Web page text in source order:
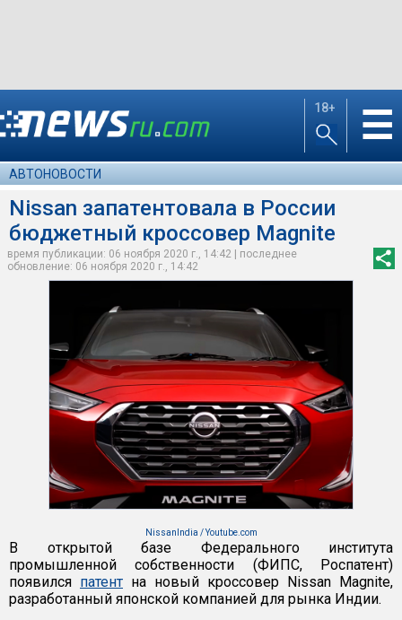
18+ ☰
АВТОНОВОСТИ
Nissan запатентовала в России
бюджетный кроссовер Magnite
время публикации: 06 ноября 2020 г., 14:42 | последнее
обновление: 06 ноября 2020 г., 14:42
NissanIndia / Youtube.com
В открытой базе Федерального института
промышленной собственности (ФИПС, Роспатент)
появился патент на новый кроссовер Nissan Magnite,
разработанный японской компанией для рынка Индии.